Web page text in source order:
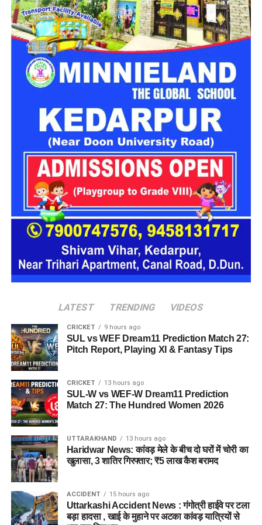
महिला सशक्तिकरण एवं बाल विकास विभागके निदेशक आईएएस बंशीलाल
राणा के मुताबिक, नारी निकेतन में आने वाली कई महिलाएं और बच्चे खुद को
एक बंद संस्थान या जेल जैसी जगह पर महसूस करते हैं। यही वजह है कि
कई बार बच्चे वहां से निकलने या भागने की कोशिश तक करने लगते हैं।
इसी समस्या को ध्यान में रखते हुए विभाग अब ऐसा इंफ्रास्ट्रक्चर तैयार
करने की दिशा में काम कर रहा है, जहां रहने वाले लोगों को संस्थागत माहौल
के बजाय परिवार जैसा वातावरण मिल सके।
16 घरों में मिलेगा परिवार जैसा माहौल
प्रस्तावित आलंबन गांव में कॉटेज और छोटे घर विकसित किए जाएंगे। यहां
एक परिवार की तर्ज पर लोगों को रखा जाएगा। योजना के मुताबिक, एक
यूनिट में करीब दो महिलाएं, चार बच्चे और एक किशोरी को शामिल किया
जाएगा। इस तरह उन्हें एक परिवार की तरह साथ रहने का अवसर मिलेगा।
हर यूनिट में अलग किचन जैसी सुविधाएं भी होंगी, ताकि वहां रहने वाली
महिलाओं और बच्चों को रोजमर्रा के जीवन में ज्यादा स्वतंत्रता और जिम्मेदारी
का अनुभव हो सके। प्रस्तावित परिसर में कुल 16 घर विकसित किए
जाएंगे, जिनमें करीब 88 लोगों के रहने की व्यवस्था होगी।
जेल नहीं, रेजिडेंशियल कॉम्प्लेक्स जैसा
होगा माहौल
आलंबन गांव की सबसे खास बात यही होगी कि यहां रहने वाली महिलाओं
LATEST TRENDING VIDEOS
CRICKET 9 hours ago
SUL vs WEF Dream11 Prediction Match 27:
Pitch Report, Playing XI & Fantasy Tips
CRICKET 13 hours ago
SUL-W vs WEF-W Dream11 Prediction
Match 27: The Hundred Women 2026
UTTARAKHAND 13 hours ago
Haridwar News: कांवड़ मेले के बीच दो घरों में चोरी का
खुलासा, 3 शातिर गिरफ्तार; ₹5 लाख कैश बरामद
ACCIDENT 15 hours ago
Uttarkashi Accident News : गंगोत्री हाईवे पर टला
बड़ा हादसा , खाई के मुहाने पर अटका कांवड़ यात्रियों से